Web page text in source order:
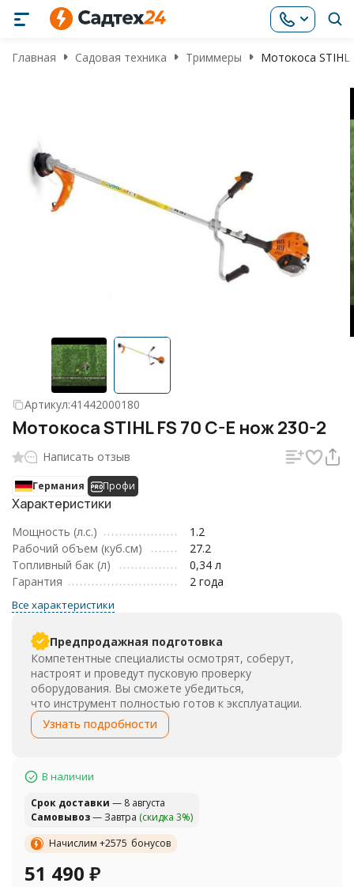
Главная Садовая техника Триммеры Мотокоса STIHL
Артикул:41442000180
Мотокоса STIHL FS 70 C-E нож 230-2
Написать отзыв
Германия Профи
Характеристики
Мощность (л.с.)
1.2
Рабочий объем (куб.см)
27.2
Топливный бак (л)
0,34 л
Гарантия
2 года
Все характеристики
Предпродажная подготовка
Компетентные специалисты осмотрят, соберут,
настроят и проведут пусковую проверку
оборудования. Вы сможете убедиться,
что инструмент полностью готов к эксплуатации.
Узнать подробности
В наличии
Cрок доставки — 8 августа
Самовывоз— Завтра (скидка 3%)
Начислим +2575 бонусов
51 490 ₽